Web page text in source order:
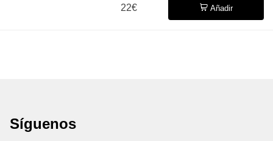
22€ Añadir
Síguenos